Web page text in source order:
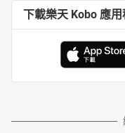
下載樂天 Kobo 應用